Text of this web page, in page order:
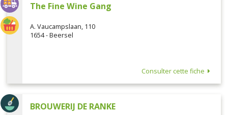
The Fine Wine Gang
A. Vaucampslaan, 110
1654 - Beersel
Consulter cette fiche
BROUWERIJ DE RANKE